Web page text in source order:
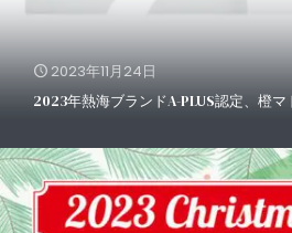
2023年11月24日
2023年熱海ブランドA-PLUS認定、橙マ